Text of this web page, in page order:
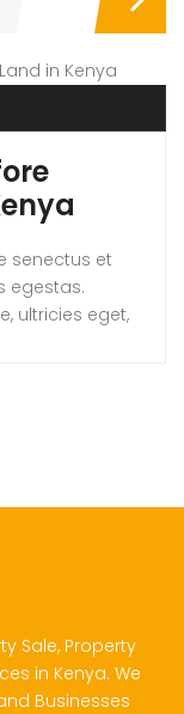
senectus et
egestas.
ultricies eget,
Sale, Property
in Kenya. We
Businesses